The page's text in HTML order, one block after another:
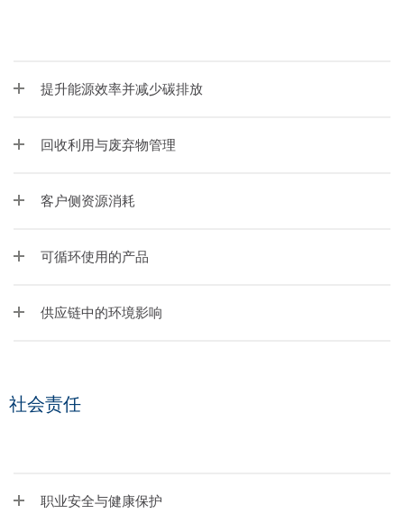
提升能源效率并减少碳排放
回收利用与废弃物管理
客户侧资源消耗
可循环使用的产品
供应链中的环境影响
社会责任
职业安全与健康保护